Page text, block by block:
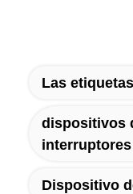
Las etiquetas
dispositivos
Dispositivo